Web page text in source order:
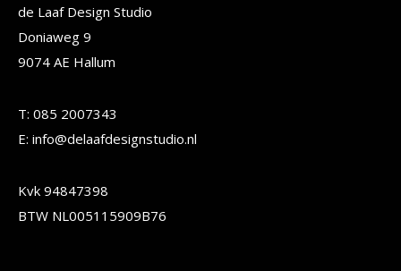
Deze
optie
kan
worden
de
productpagina
de Laaf Design Studio
Doniaweg 9
9074 AE Hallum
T: 085 2007343
E: info@delaafdesignstudio.nl
Kvk 94847398
BTW NL005115909B76